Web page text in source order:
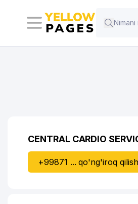
CENTRAL CARDIO
+99871 ... qo'ng'iroq qilish